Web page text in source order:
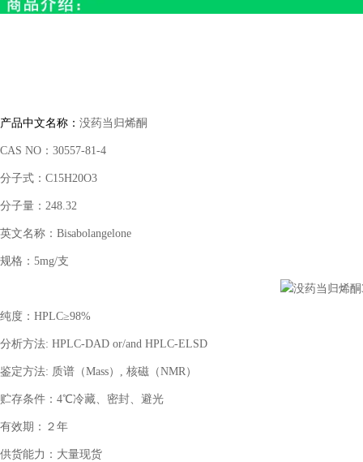
产品中文名称： 没药当归烯酮
CAS NO ： 30557-81-4
分子式： C15H20O3
分子量： 248.32
英文名称： Bisabolangelone
规格： 5mg/支
纯度： HPLC≥98%
分析方法: HPLC-DAD or/and HPLC-ELSD
鉴定方法: 质谱（Mass） , 核磁（NMR）
贮存条件： 4℃冷藏、密封、避光
有效期：２年
供货能力：大量现货